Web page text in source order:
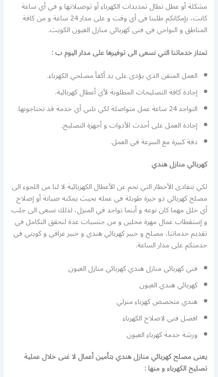
مشكلة أو عطل تطال تمديدات الكهرباء أو توصيلاتها و في أي ساعة
كانت، بإمكانكم طلبنا في أي وقت و على مدار 24 ساعة و من كافة
المناطق و النواحي في فنى كهربائي منازل العيون الكويت.
تمتاز خدماتنا التي نسعى الى توفيرها على مدار اليوم ب :
العمل المتقن الذي يؤدى على يد أكفأ مصلحي الكهرباء.
إجادة كافة التصليحات المطلوبة لأي أعطال كهربائية.
التواجد 24 ساعة عمل متواصلة لكي نلبي أي خدمة قد تحتاجونها.
إجادة العمل على أحدث الأدوات و أجهزة التصليح.
دقة كبيرة مع السرعة في العمل.
كهربائي منازل هندي
لكي نتفادى الأخطار التي نجم عن الأعطال الكهربائية لا لنا من اللجوء الى
مصلح كهربائي ذو خبرة طويلة في عمله بحيث يمكنه صيانة أو إصلاح
أي خلل مهما كان نوعه و أينما تواجد في المنزل، لذلك نسعى الى جلب
و إستقطاب عمال مهرة محلين و من جنسيات عدة لنحقق التكامل في
تقديم خدماتنا، مصلح و خبير كهربائي هندي و خبير عراقي و كويتي في
خدمتكم على مدار الساعة.
فني كهربائي منازل هندي كهربائي منازل العيون
كهربائي هندي العيون
هندي متخصص كهرباء منزلي
افضل فني لاصلاح الكهرباء
ورشة خدمة كهرباء العيون
يعنى مصلح كهربائي منازل هندي بتأمين أعمال لا غنى خلال عملية
تصليح الكهرباء و منها :